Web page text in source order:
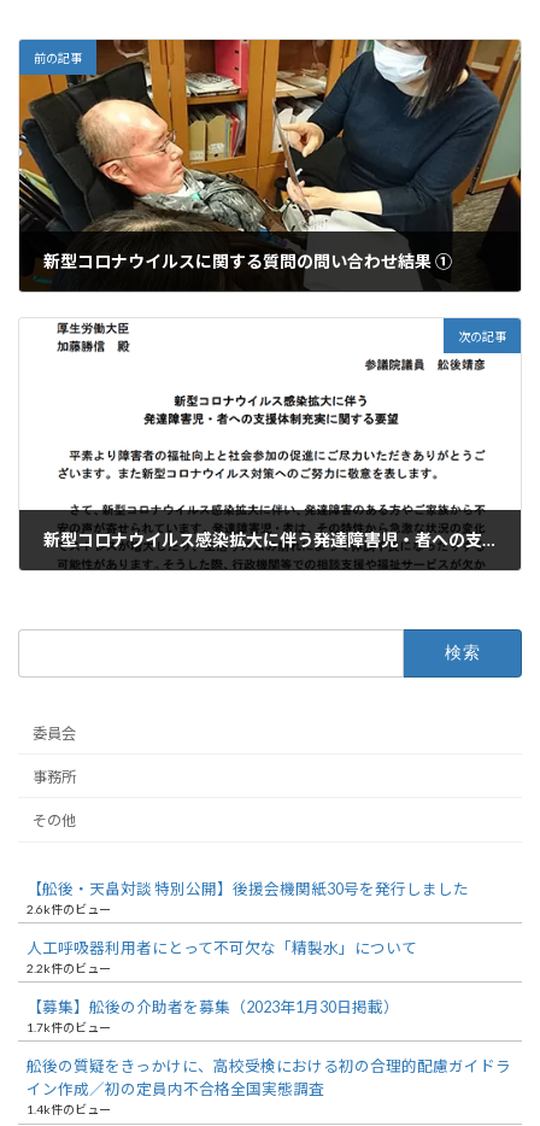
前の記事
新型コロナウイルスに関する質問の問い合わせ結果 ①
次の記事
新型コロナウイルス感染拡大に伴う発達障害児・者への支援体制充実に関する要望
委員会
事務所
その他
【舩後・天畠対談 特別公開】後援会機関紙30号を発行しました
2.6k件のビュー
人工呼吸器利用者にとって不可欠な「精製水」について
2.2k件のビュー
【募集】舩後の介助者を募集（2023年1月30日掲載）
1.7k件のビュー
舩後の質疑をきっかけに、高校受検における初の合理的配慮ガイドラ
イン作成／初の定員内不合格全国実態調査
1.4k件のビュー